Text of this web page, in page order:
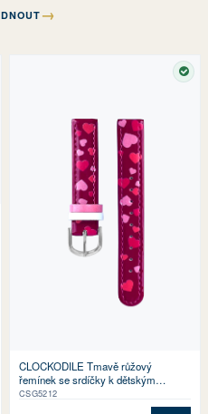
→
CLOCKODILE Tmavě růžový
řemínek se srdíčky k dětským
hodinkám
CSG5212